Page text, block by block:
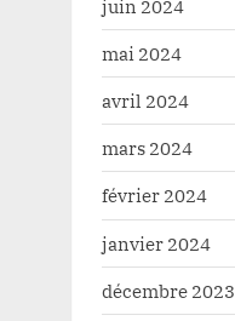
juin 2024
mai 2024
avril 2024
mars 2024
février 2024
janvier 2024
décembre 2023